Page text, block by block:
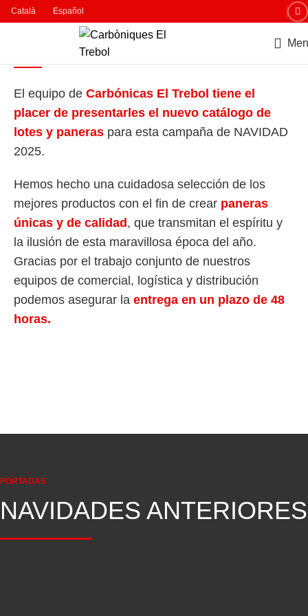
Català Español
NAVIDAD 2025
CATÁLOGO
El equipo de Carbónicas El Trebol tiene el
placer de presentarles el nuevo catálogo de
lotes y paneras para esta campaña de NAVIDAD
2025.
Hemos hecho una cuidadosa selección de los
mejores productos con el fin de crear paneras
únicas y de calidad , que transmitan el espíritu y
la ilusión de esta maravillosa época del año.
Gracias por el trabajo conjunto de nuestros
equipos de comercial, logística y distribución
podemos asegurar la entrega en un plazo de 48
horas.
PORTADAS
NAVIDADES ANTERIORES